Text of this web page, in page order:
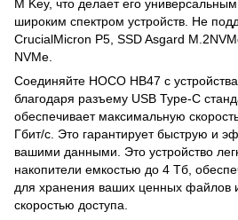
M Key, что делает его
широким спектром устройств. Не
CrucialMicron P5, SSD Asgard
NVMe.
Соединяйте HOCO HB47 с
благодаря разъему USB Type-C
обеспечивает максимальную
Гбит/с. Это гарантирует быструю и
вашими данными. Это устройство
накопители емкостью до 4 Тб,
для хранения ваших ценных файлов
скоростью доступа.